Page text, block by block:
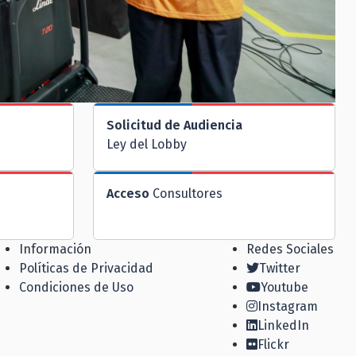
Solicitud de Audiencia
Ley del Lobby
Acceso Consultores
Información
Políticas de Privacidad
Condiciones de Uso
Redes Sociales
Twitter
Youtube
Instagram
LinkedIn
Flickr